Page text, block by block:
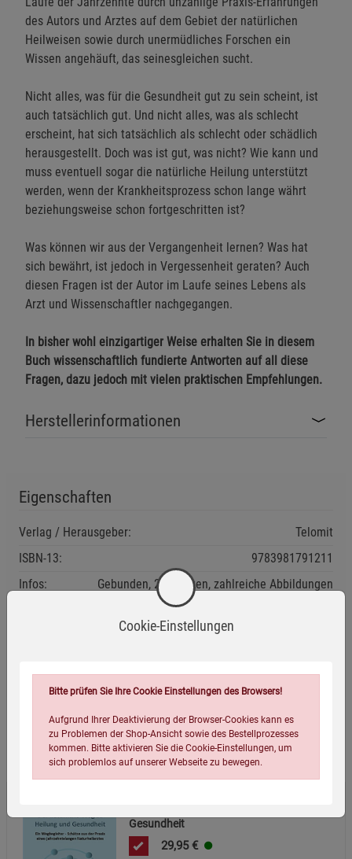
des Autors und Arztes auf dem Gebiet der natürlichen
Heilweisen sowie durch unermüdliches Forschen ein
Wissen angehäuft, das seinesgleichen sucht.
Nicht alles, was für die Gesundheit gut zu sein scheint, ist
auch tatsächlich gut. Und nicht alles, was als schlecht
erscheint, hat sich tatsächlich als schlecht oder schädlich
herausgestellt. Doch was ist gut, was nicht? Wie kann und
muss eventuell sogar die natürliche Heilung unterstützt
werden, wenn der Krankheitsprozess schon lange währt
beziehungsweise schon fortgeschritten ist?
Was können wir aus der Vergangenheit lernen? Was hat
sich bewährt, ist jedoch in Vergessenheit geraten? Auch
diesen Fragen ist der Autor im Laufe seines Lebens als
Arzt und Wissenschaftler nachgegangen.
In bisher wohl einzigartiger Weise erhalten Sie in diesem
Buch wissenschaftlich fundierte Antworten auf all diese
Fragen, dazu jedoch mit vielen praktischen Empfehlungen.
Herstellerinformationen
Eigenschaften
Verlag / Herausgeber:
Telomit
ISBN-13:
9783981791211
Infos:
Gebunden, 263 Seiten, zahlreiche Abbildungen
Verpackungsgewicht:
Wird oft zusammen bestellt:
Gesundheit
29,95 €
Cookie-Einstellungen
Bitte prüfen Sie Ihre Cookie Einstellungen des Browsers!
Aufgrund Ihrer Deaktivierung der Browser-Cookies kann es
zu Problemen der Shop-Ansicht sowie des Bestellprozesses
kommen. Bitte aktivieren Sie die Cookie-Einstellungen, um
sich problemlos auf unserer Webseite zu bewegen.